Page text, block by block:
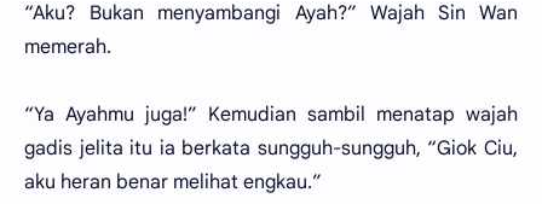
“Aku? Bukan menyambangi Ayah?” Wajah Sin Wan
memerah.
“Ya Ayahmu juga!” Kemudian sambil menatap wajah
gadis jelita itu ia berkata sungguh-sungguh, “Giok Ciu,
aku heran benar melihat engkau.”